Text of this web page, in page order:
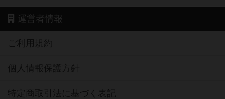
運営者情報
ご利用規約
個人情報保護方針
特定商取引法に基づく表記